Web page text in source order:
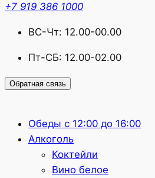
+7 919 386 1000
ВС-Чт: 12.00-00.00
Пт-СБ: 12.00-02.00
Обратная связь
Обеды с 12:00 до 16:00
Алкоголь
Коктейли
Вино белое